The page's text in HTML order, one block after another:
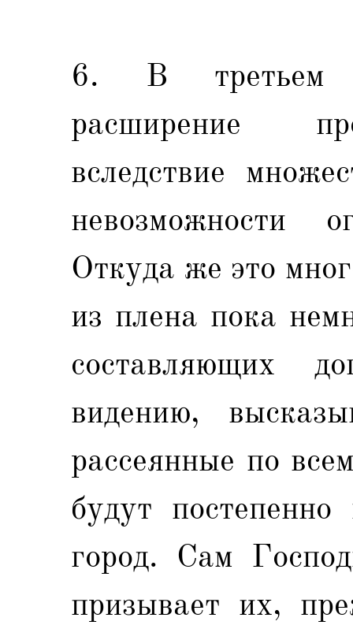
6. В третьем
расширение
вследствие
невозможности
Откуда же это
из плена пока
составляющих
видению,
рассеянные по
будут
город. Сам
призывает их,